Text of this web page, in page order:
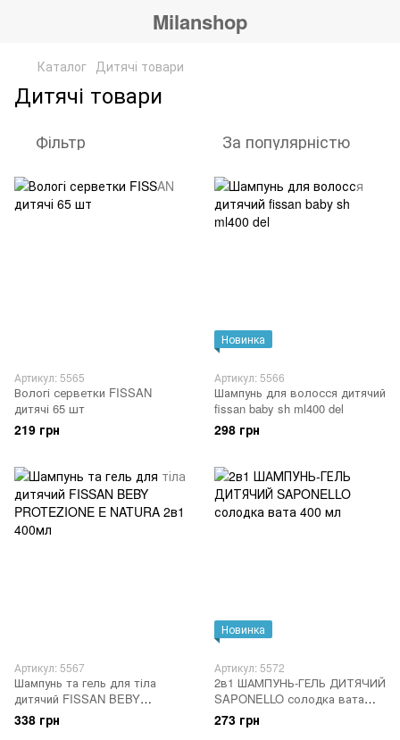
Milanshop
Каталог Дитячі товари
Дитячі товари
Фільтр За популярністю
Артикул: 5565
Вологі серветки FISSAN
дитячі 65 шт
219 грн
Новинка
Артикул: 5566
Шампунь для волосся дитячий
fissan baby sh ml400 del
298 грн
Артикул: 5567
Шампунь та гель для тіла
дитячий FISSAN BEBY
PROTEZIONE E NATURA 2в1
400мл
338 грн
Новинка
Артикул: 5572
2в1 ШАМПУНЬ-ГЕЛЬ ДИТЯЧИЙ
SAPONELLO солодка вата
400 мл
273 грн